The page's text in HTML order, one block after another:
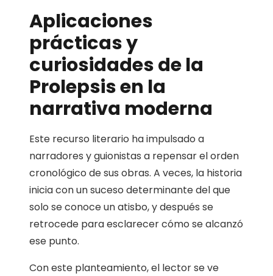
Aplicaciones
prácticas y
curiosidades de la
Prolepsis en la
narrativa moderna
Este recurso literario ha impulsado a
narradores y guionistas a repensar el orden
cronológico de sus obras. A veces, la historia
inicia con un suceso determinante del que
solo se conoce un atisbo, y después se
retrocede para esclarecer cómo se alcanzó
ese punto.
Con este planteamiento, el lector se ve